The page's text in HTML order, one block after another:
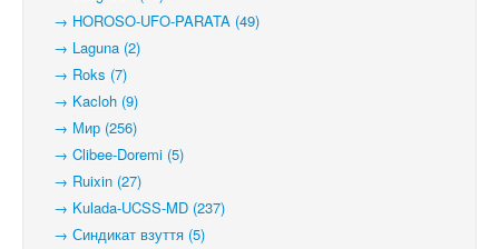
→ HOROSO-UFO-PARATA (49)
→ Laguna (2)
→ Roks (7)
→ Kacloh (9)
→ Мир (256)
→ Clibee-Doremi (5)
→ Ruixin (27)
→ Kulada-UCSS-MD (237)
→ Синдикат взуття (5)